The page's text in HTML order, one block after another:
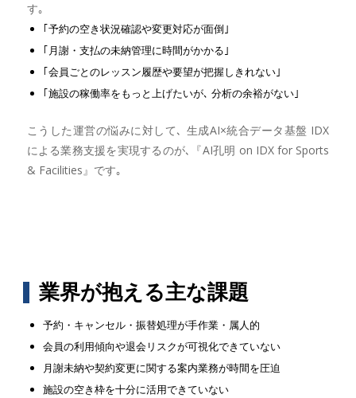
す｡
｢予約の空き状況確認や変更対応が面倒｣
｢月謝・支払の未納管理に時間がかかる｣
｢会員ごとのレッスン履歴や要望が把握しきれない｣
｢施設の稼働率をもっと上げたいが､ 分析の余裕がない｣
こうした運営の悩みに対して､ 生成AI×統合データ基盤 IDX
による業務支援を実現するのが､『AI孔明 on IDX for Sports
& Facilities』です｡
業界が抱える主な課題
予約・キャンセル・振替処理が手作業・属人的
会員の利用傾向や退会リスクが可視化できていない
月謝未納や契約変更に関する案内業務が時間を圧迫
施設の空き枠を十分に活用できていない